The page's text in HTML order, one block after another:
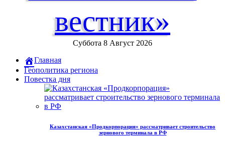
вестник»
Суббота 8 Август 2026
Главная
Геополитика региона
Повестка дня
Казахстанская «Продкорпорация» рассматривает строительство
зернового терминала в РФ